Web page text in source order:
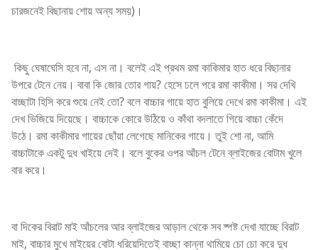
চারজনেই বিছানায় শোয় অন্য সময়)।
কিছু ঘেষাঘেসি হবে না, এস না। বলেই এই প্রথম রমা কাকিমার হাত ধরে বিছানার
উপরে টেনে নেয়। বাবা কি জোর তোর গায়? হেসে ঢলে পরে রমা কাকীমা। সর দেখি
বাচ্ছাটা হিসি করে শুয়ে নেই তো? বলে বাচ্চার গায়ে হাত বুলিয়ে দেখে রমা কাকীমা। এই
দেখ ভিজিয়ে দিয়েছে। বাচ্চাকে কোরে উঠিয়ে ও কাঁথা বদলাতে গিয়ে বাচ্চা কেঁদে
উঠে। রমা কাকীমার গায়ের ছোঁয়া লেগেছে মানিকের গায়ে। তুই শো না, আমি
বাচ্চাটাকে একটু দুধ খাইয়ে দেই। বলে বুকের ওপর আঁচল টেনে ব্লাইজের বোটাম খুলে
বার করে।
বা দিকের বিরাট মাই আঁচলের আর ব্লাইজের আড়াল থেকে সব ষ্পষ্ট দেখা যাচ্ছে বিরাট
মাই, বাচ্চার মুখে মাইয়ের বোটা ধরিয়েদিতেই বাচ্ছা কান্না থামিয়ে চো চো করে দুধ